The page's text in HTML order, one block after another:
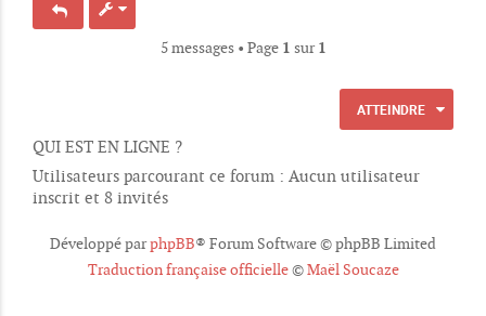
5 messages • Page 1 sur1
ATTEINDRE
QUI EST EN LIGNE ?
Utilisateurs parcourant ce forum : Aucun utilisateur
inscrit et 8 invités
Développé parphpBB® Forum Software © phpBB Limited
Traduction française officielle©Maël Soucaze